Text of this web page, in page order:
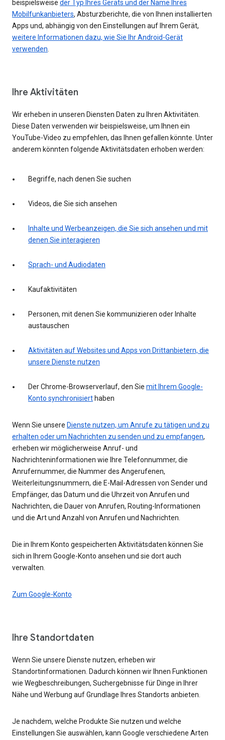
beispielsweise der Typ Ihres Geräts und der Name Ihres
Mobilfunkanbieters, Absturzberichte, die von Ihnen installierten
Apps und, abhängig von den Einstellungen auf Ihrem Gerät,
weitere Informationen dazu, wie Sie Ihr Android-Gerät
verwenden.
Ihre Aktivitäten
Wir erheben in unseren Diensten Daten zu Ihren Aktivitäten.
Diese Daten verwenden wir beispielsweise, um Ihnen ein
YouTube-Video zu empfehlen, das Ihnen gefallen könnte. Unter
anderem könnten folgende Aktivitätsdaten erhoben werden:
Begriffe, nach denen Sie suchen
Videos, die Sie sich ansehen
Inhalte und Werbeanzeigen, die Sie sich ansehen und mit
denen Sie interagieren
Sprach- und Audiodaten
Kaufaktivitäten
Personen, mit denen Sie kommunizieren oder Inhalte
austauschen
Aktivitäten auf Websites und Apps von Drittanbietern, die
unsere Dienste nutzen
Der Chrome-Browserverlauf, den Sie mit Ihrem Google-
Konto synchronisiert haben
Wenn Sie unsere Dienste nutzen, um Anrufe zu tätigen und zu
erhalten oder um Nachrichten zu senden und zu empfangen,
erheben wir möglicherweise Anruf- und
Nachrichteninformationen wie Ihre Telefonnummer, die
Anrufernummer, die Nummer des Angerufenen,
Weiterleitungsnummern, die E-Mail-Adressen von Sender und
Empfänger, das Datum und die Uhrzeit von Anrufen und
Nachrichten, die Dauer von Anrufen, Routing-Informationen
und die Art und Anzahl von Anrufen und Nachrichten.
Die in Ihrem Konto gespeicherten Aktivitätsdaten können Sie
sich in Ihrem Google-Konto ansehen und sie dort auch
verwalten.
Zum Google-Konto
Ihre Standortdaten
Wenn Sie unsere Dienste nutzen, erheben wir
Standortinformationen. Dadurch können wir Ihnen Funktionen
wie Wegbeschreibungen, Suchergebnisse für Dinge in Ihrer
Nähe und Werbung auf Grundlage Ihres Standorts anbieten.
Je nachdem, welche Produkte Sie nutzen und welche
Einstellungen Sie auswählen, kann Google verschiedene Arten